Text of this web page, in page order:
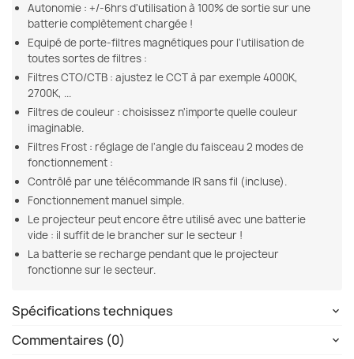
Autonomie : +/-6hrs d'utilisation à 100% de sortie sur une
batterie complètement chargée !
Equipé de porte-filtres magnétiques pour l'utilisation de
toutes sortes de filtres :
Filtres CTO/CTB : ajustez le CCT à par exemple 4000K,
2700K, ...
Filtres de couleur : choisissez n'importe quelle couleur
imaginable.
Filtres Frost : réglage de l'angle du faisceau 2 modes de
fonctionnement :
Contrôlé par une télécommande IR sans fil (incluse).
Fonctionnement manuel simple.
Le projecteur peut encore être utilisé avec une batterie
vide : il suffit de le brancher sur le secteur !
La batterie se recharge pendant que le projecteur
fonctionne sur le secteur.
Spécifications techniques
Commentaires (0)